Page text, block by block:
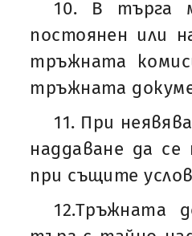
10. В търга
постоянен или
тръжната
тръжната
11. При
наддаване да
при същите
12.Тръжната